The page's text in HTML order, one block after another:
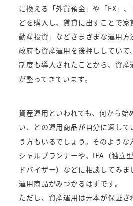
に換える「外貨預金」や「FX」
どを購入し、賃貸に出すことで
動産投資」などさまざまな運用方
政府も資産運用を後押ししていて
制度も導入されたことから、資
が整ってきています。
資産運用といわれても、何から始
い、どの運用商品が自分に適し
う方もいるでしょう。そのよう
シャルプランナーや、IFA（独立
ドバイザー）などに相談してみ
運用商品がみつかるはずです。
ただし、資産運用は元本が保証